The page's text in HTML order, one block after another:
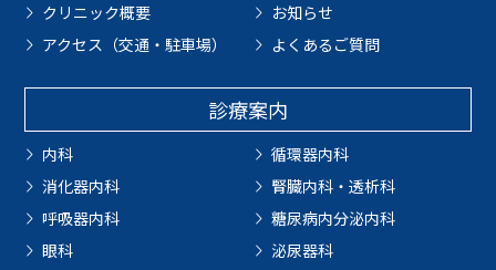
クリニック概要
お知らせ
アクセス（交通・駐車場）
よくあるご質問
診療案内
内科
循環器内科
消化器内科
腎臓内科・透析科
呼吸器内科
糖尿病内分泌内科
眼科
泌尿器科